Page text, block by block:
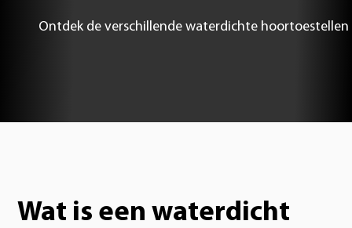
Ontdek de verschillende waterdichte hoortoestellen
Wat is een waterdicht